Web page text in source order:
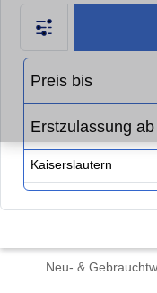
Neu- &